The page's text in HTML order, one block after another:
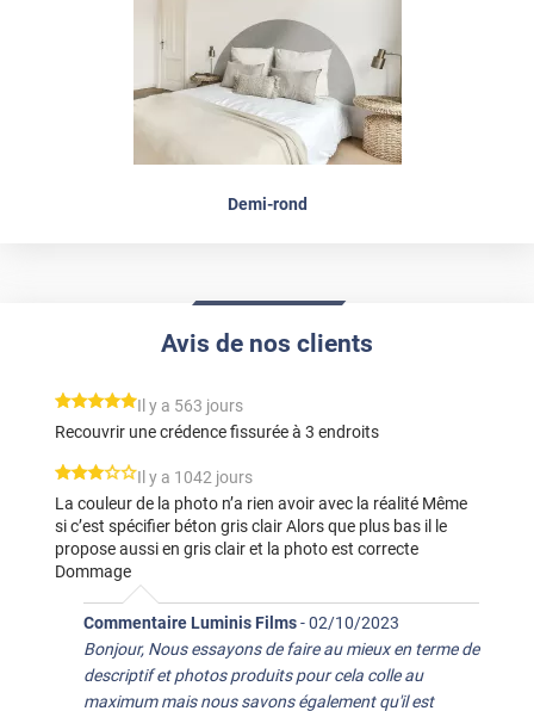
Demi-rond
Avis de nos clients
*****
Il y a 563 jours
Recouvrir une crédence fissurée à 3 endroits
*****Il y a 1042 jours
La couleur de la photo n’a rien avoir avec la réalité Même
si c’est spécifier béton gris clair Alors que plus bas il le
propose aussi en gris clair et la photo est correcte
Dommage
Commentaire Luminis Films-02/10/2023
Bonjour, Nous essayons de faire au mieux en terme de
descriptif et photos produits pour cela colle au
maximum mais nous savons également qu'il est